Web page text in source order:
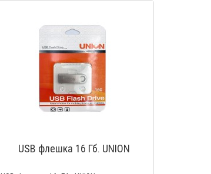
USB флешка 16 Гб. UNION